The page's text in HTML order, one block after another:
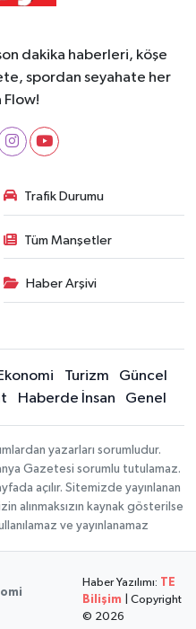
dakika haberleri, köşe
spordan seyahate her
Flow!
Trafik Durumu
Tüm Manşetler
Haber Arşivi
Turizm
Güncel
Haberde İnsan Genel
yazarları sorumludur.
Gazetesi sorumlu tutulamaz.
açılır. Sitemizde yayınlanan
alınmaksızın kaynak gösterilse
ve yayınlanamaz
Haber Yazılımı: TE
Bilişim | Copyright
© 2026